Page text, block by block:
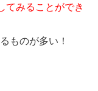
てみることができ
ものが多い！